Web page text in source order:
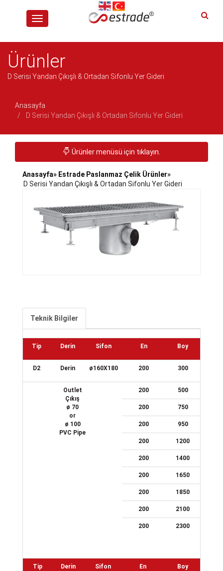
Toggle
navigation
Ürünler
D Serisi Yandan Çıkışlı & Ortadan Sifonlu Yer Gideri
Anasayfa
D Serisi Yandan Çıkışlı & Ortadan Sifonlu Yer Gideri
Toggle navigation
Ürünler menüsü için tıklayın.
Anasayfa» Estrade Paslanmaz Çelik Ürünler»
D Serisi Yandan Çıkışlı & Ortadan Sifonlu Yer Gideri
Teknik Bilgiler
Tip Derin Sifon En Boy
D2 Derin ø160X180 200 300
Outlet
Çıkış
ø 70
or
ø 100
PVC Pipe
200 500
200 750
200 950
200 1200
200 1400
200 1650
200 1850
200 2100
200 2300
Tip Derin Sifon En Boy